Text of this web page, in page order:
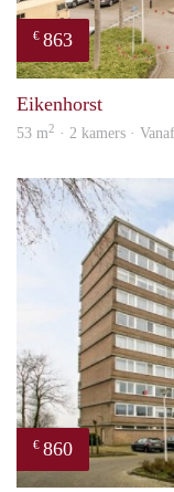
€ 863
Eikenhorst
53 m2 · 2 kamers ·
€ 860